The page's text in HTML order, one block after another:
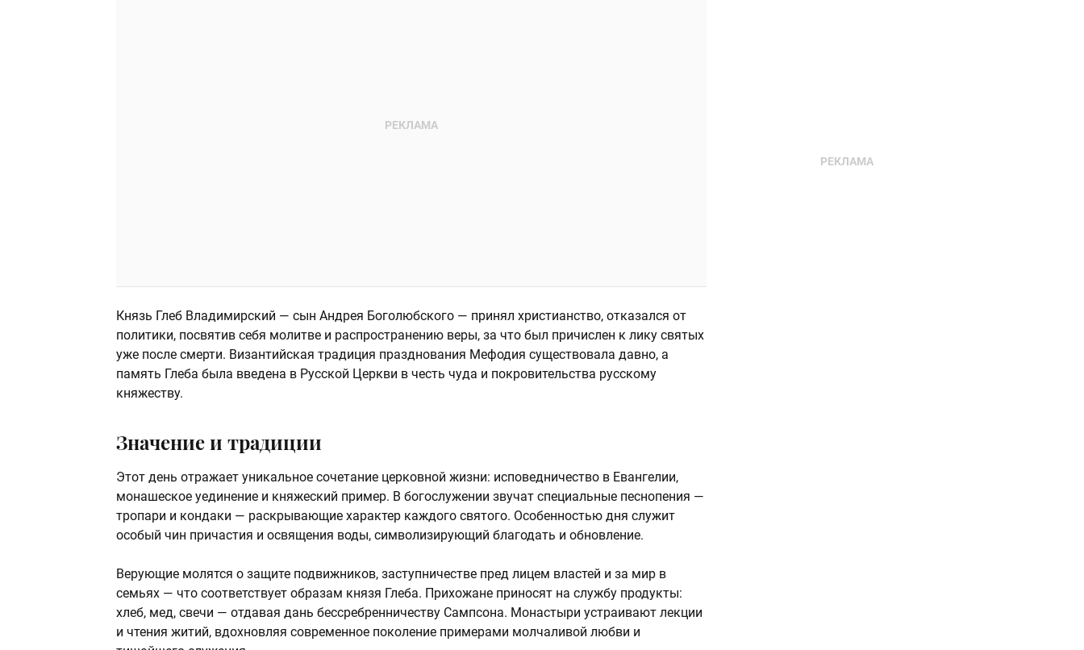
Князь Глеб Владимирский — сын Андрея Боголюбского — принял христианство, отказался от
политики, посвятив себя молитве и распространению веры, за что был причислен к лику святых
уже после смерти. Византийская традиция празднования Мефодия существовала давно, а
память Глеба была введена в Русской Церкви в честь чуда и покровительства русскому
княжеству.
Значение и традиции
Этот день отражает уникальное сочетание церковной жизни: исповедничество в Евангелии,
монашеское уединение и княжеский пример. В богослужении звучат специальные песнопения —
тропари и кондаки — раскрывающие характер каждого святого. Особенностью дня служит
особый чин причастия и освящения воды, символизирующий благодать и обновление.
Верующие молятся о защите подвижников, заступничестве пред лицем властей и за мир в
семьях — что соответствует образам князя Глеба. Прихожане приносят на службу продукты:
хлеб, мед, свечи — отдавая дань бессребренничеству Сампсона. Монастыри устраивают лекции
и чтения житий, вдохновляя современное поколение примерами молчаливой любви и